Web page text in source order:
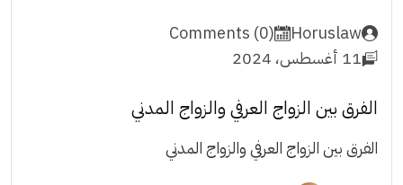
Horuslaw
Comments (0)
11 أغسطس، 2024
الفرق بين الزواج العرفي والزواج المدني
الفرق بين الزواج العرفي والزواج المدني